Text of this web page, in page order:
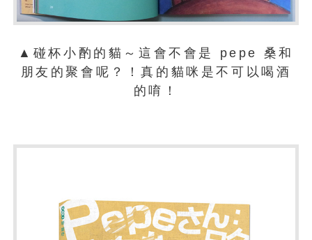
▲碰杯小酌的貓～這會不會是 pepe 桑和
朋友的聚會呢？！真的貓咪是不可以喝酒
的唷！